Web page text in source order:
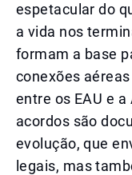
espetacular do
a vida nos
formam a base
conexões
entre os EAU e
acordos são
evolução, que
legais, mas